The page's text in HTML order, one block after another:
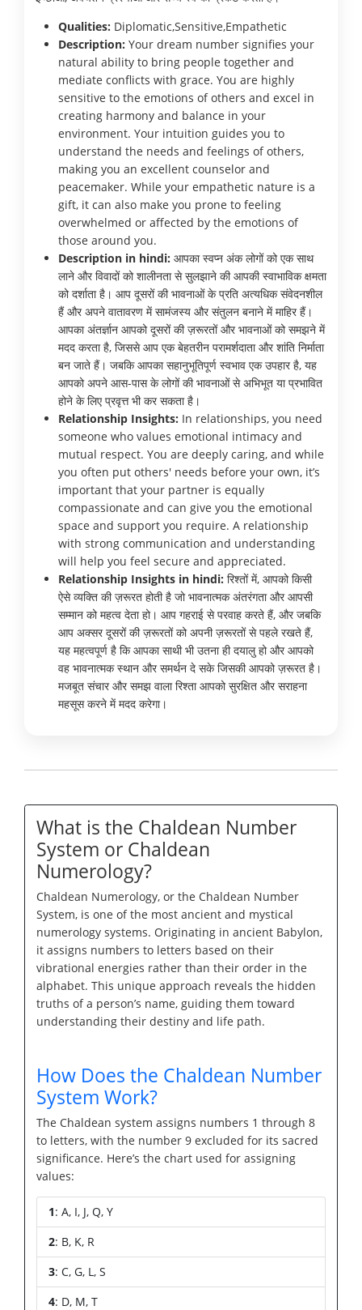
Qualities: Diplomatic,Sensitive,Empathetic
Description: Your dream number signifies your
natural ability to bring people together and
mediate conflicts with grace. You are highly
sensitive to the emotions of others and excel in
creating harmony and balance in your
environment. Your intuition guides you to
understand the needs and feelings of others,
making you an excellent counselor and
peacemaker. While your empathetic nature is a
gift, it can also make you prone to feeling
overwhelmed or affected by the emotions of
those around you.
Description in hindi: आपका स्वप्न अंक लोगों को एक साथ
लाने और विवादों को शालीनता से सुलझाने की आपकी स्वाभाविक क्षमता
को दर्शाता है। आप दूसरों की भावनाओं के प्रति अत्यधिक संवेदनशील
हैं और अपने वातावरण में सामंजस्य और संतुलन बनाने में माहिर हैं।
आपका अंतर्ज्ञान आपको दूसरों की ज़रूरतों और भावनाओं को समझने में
मदद करता है, जिससे आप एक बेहतरीन परामर्शदाता और शांति निर्माता
बन जाते हैं। जबकि आपका सहानुभूतिपूर्ण स्वभाव एक उपहार है, यह
आपको अपने आस-पास के लोगों की भावनाओं से अभिभूत या प्रभावित
होने के लिए प्रवृत्त भी कर सकता है।
Relationship Insights: In relationships, you need
someone who values emotional intimacy and
mutual respect. You are deeply caring, and while
you often put others' needs before your own, it’s
important that your partner is equally
compassionate and can give you the emotional
space and support you require. A relationship
with strong communication and understanding
will help you feel secure and appreciated.
Relationship Insights in hindi: रिश्तों में, आपको किसी
ऐसे व्यक्ति की ज़रूरत होती है जो भावनात्मक अंतरंगता और आपसी
सम्मान को महत्व देता हो। आप गहराई से परवाह करते हैं, और जबकि
आप अक्सर दूसरों की ज़रूरतों को अपनी ज़रूरतों से पहले रखते हैं,
यह महत्वपूर्ण है कि आपका साथी भी उतना ही दयालु हो और आपको
वह भावनात्मक स्थान और समर्थन दे सके जिसकी आपको ज़रूरत है।
मजबूत संचार और समझ वाला रिश्ता आपको सुरक्षित और सराहना
महसूस करने में मदद करेगा।
What is the Chaldean Number
System or Chaldean
Numerology?
Chaldean Numerology, or the Chaldean Number
System, is one of the most ancient and mystical
numerology systems. Originating in ancient Babylon,
it assigns numbers to letters based on their
vibrational energies rather than their order in the
alphabet. This unique approach reveals the hidden
truths of a person’s name, guiding them toward
understanding their destiny and life path.
How Does the Chaldean Number
System Work?
The Chaldean system assigns numbers 1 through 8
to letters, with the number 9 excluded for its sacred
significance. Here’s the chart used for assigning
values:
1: A, I, J, Q, Y
2: B, K, R
3: C, G, L, S
4: D, M, T